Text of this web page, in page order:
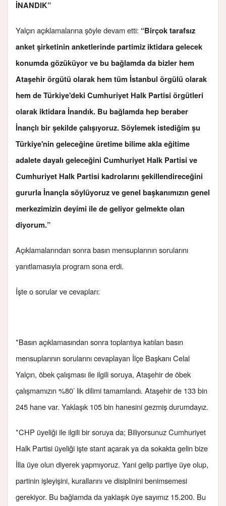
İNANDIK”
Yalçın açıklamalarına şöyle devam etti: “Birçok tarafsız
anket şirketinin anketlerinde partimiz iktidara gelecek
konumda gözüküyor ve bu bağlamda da bizler hem
Ataşehir örgütü olarak hem tüm İstanbul örgülü olarak
hem de Türkiye'deki Cumhuriyet Halk Partisi örgütleri
olarak iktidara İnandık. Bu bağlamda hep beraber
İnançlı bir şekilde çalışıyoruz. Söylemek istediğim şu
Türkiye'nin geleceğine üretime bilime akla eğitime
adalete dayalı geleceğini Cumhuriyet Halk Partisi ve
Cumhuriyet Halk Partisi kadrolarını şekillendireceğini
gururla İnançla söylüyoruz ve genel başkanımızın genel
merkezimizin deyimi ile de geliyor gelmekte olan
diyorum.”
Açıklamalarından sonra basın mensuplarının sorularını
yanıtlamasıyla program sona erdi.
İşte o sorular ve cevapları:
*Basın açıklamasından sonra toplantıya katılan basın
mensuplarının sorularını cevaplayan İlçe Başkanı Celal
Yalçın, öbek çalışması ile ilgili soruya, Ataşehir de öbek
çalışmamızın %80’ lik dilimi tamamlandı. Ataşehir de 133 bin
245 hane var. Yaklaşık 105 bin hanesini gezmiş durumdayız.
*CHP üyeliği ile ilgili bir soruya da; Biliyorsunuz Cumhuriyet
Halk Partisi üyeliği işte stant açarak ya da sokakta gelin bize
İlla üye olun diyerek yapmıyoruz. Yani gelip partiye üye olup,
partinin işleyişini, kurallarını ve disiplinini benimsemesi
gerekiyor. Bu bağlamda da yaklaşık üye sayımız 15.200. Bu